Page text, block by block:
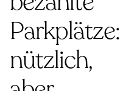
Parkplätze:
nützlich,